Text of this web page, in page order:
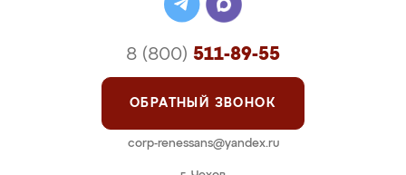
8 (800) 511-89-55
ОБРАТНЫЙ ЗВОНОК
corp-renessans@yandex.ru